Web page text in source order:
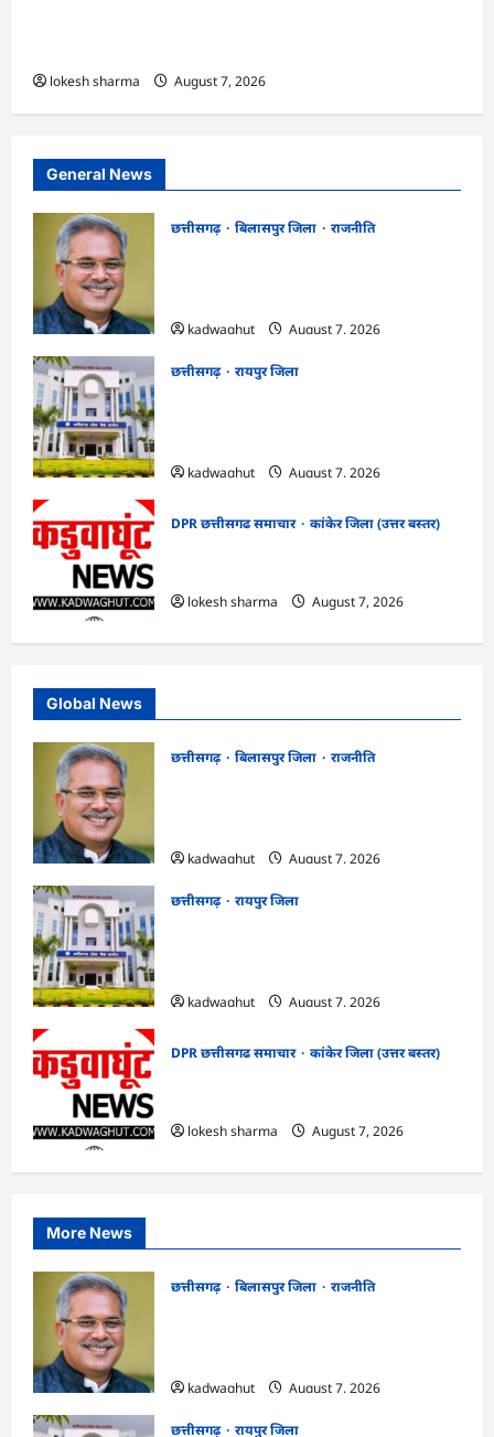
lokesh sharma August 7, 2026
General News
छत्तीसगढ़ बिलासपुर जिला
राजनीति
kadwaghut
August 7, 2026
छत्तीसगढ़
रायपुर जिला
kadwaghut
August 7, 2026
DPR छत्तीसगढ समाचार
कांकेर जिला (उत्तर बस्तर)
lokesh sharma
August 7, 2026
Global News
छत्तीसगढ़ बिलासपुर जिला
राजनीति
kadwaghut
August 7, 2026
छत्तीसगढ़
रायपुर जिला
kadwaghut
August 7, 2026
DPR छत्तीसगढ समाचार
कांकेर जिला (उत्तर बस्तर)
lokesh sharma
August 7, 2026
More News
छत्तीसगढ़ बिलासपुर जिला
राजनीति
kadwaghut
August 7, 2026
छत्तीसगढ़
रायपुर जिला